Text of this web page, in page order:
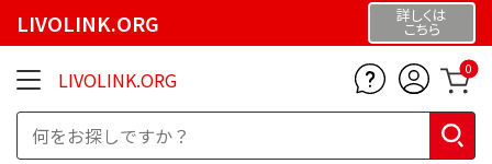
LIVOLINK.ORG 詳しくは
こちら
LIVOLINK.ORG 0